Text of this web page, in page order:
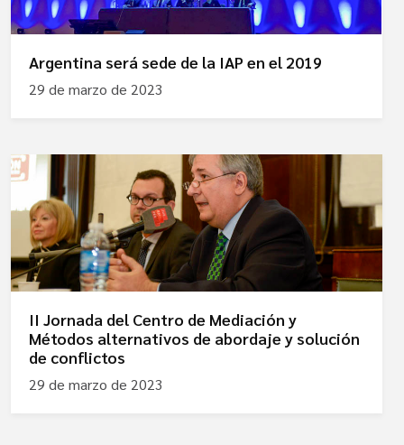
Argentina será sede de la IAP en el 2019
29 de marzo de 2023
II Jornada del Centro de Mediación y
Métodos alternativos de abordaje y solución
de conflictos
29 de marzo de 2023